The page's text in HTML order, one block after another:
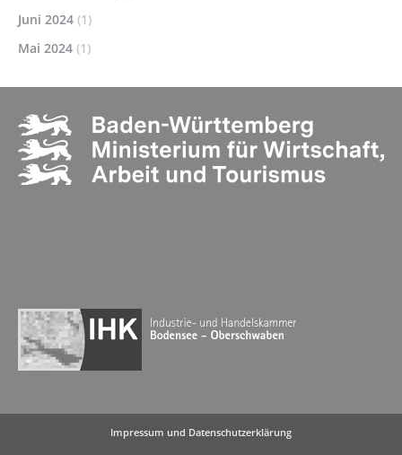
Juni 2024 (1)
Mai 2024 (1)
Impressum und Datenschutzerklärung